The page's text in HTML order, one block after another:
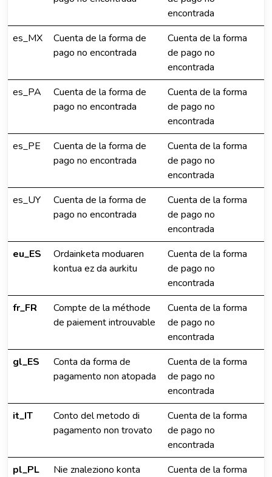
encontrada
es_MX
Cuenta de la forma de
pago no encontrada
Cuenta de la forma
de pago no
encontrada
es_PA
Cuenta de la forma de
pago no encontrada
Cuenta de la forma
de pago no
encontrada
es_PE
Cuenta de la forma de
pago no encontrada
Cuenta de la forma
de pago no
encontrada
es_UY
Cuenta de la forma de
pago no encontrada
Cuenta de la forma
de pago no
encontrada
eu_ES
Ordainketa moduaren
kontua ez da aurkitu
Cuenta de la forma
de pago no
encontrada
fr_FR
Compte de la méthode
de paiement introuvable
Cuenta de la forma
de pago no
encontrada
gl_ES
Conta da forma de
pagamento non atopada
Cuenta de la forma
de pago no
encontrada
it_IT
Conto del metodo di
pagamento non trovato
Cuenta de la forma
de pago no
encontrada
pl_PL
Nie znaleziono konta
Cuenta de la forma